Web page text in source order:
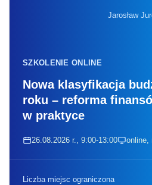
Jarosław
SZKOLENIE ONLINE
Nowa klasyfikacja
roku – reforma
w praktyce
26.08.2026 r., 9:00-13:00 online,
Liczba miejsc ograniczona